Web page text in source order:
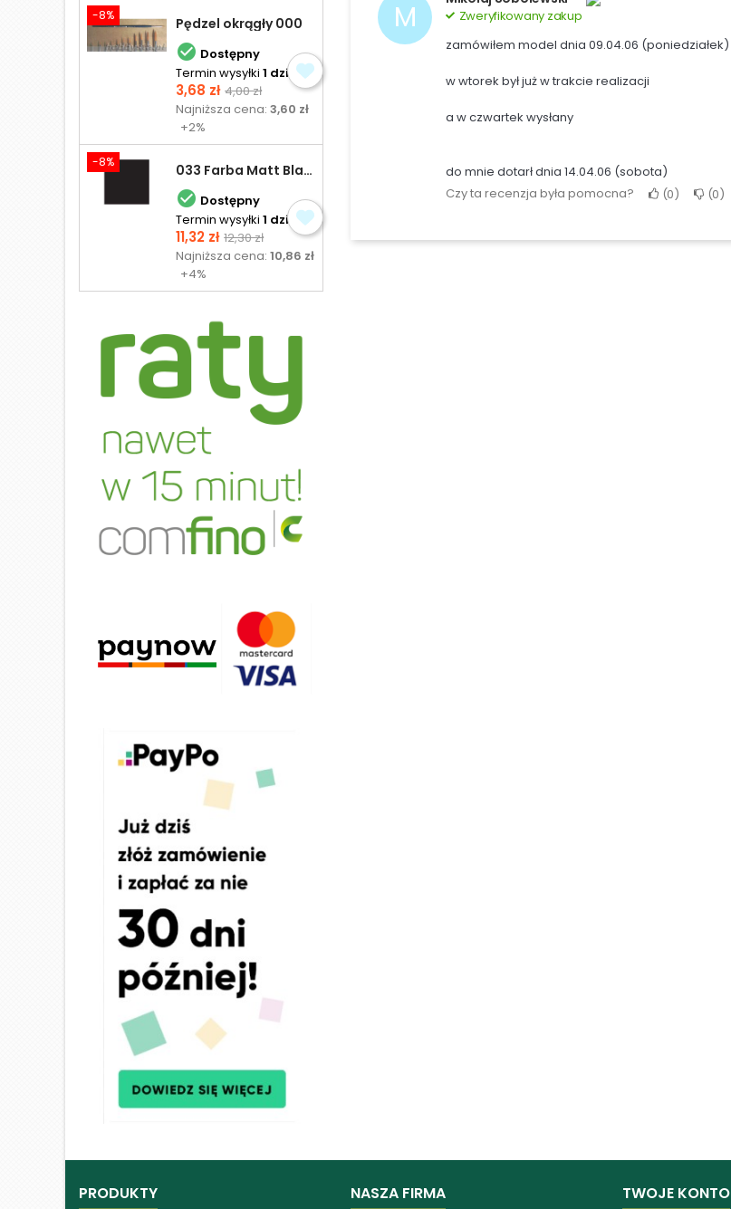
-8% Pędzel okrągły 000
 Dostępny
Termin wysyłki 1 dzień
Cena
3,68 zł Cena
podstawowa
4,00 zł
Najniższa cena:3,60 zł
+2%
-8% 033 Farba Matt Black - olejna
 Dostępny
Termin wysyłki 1 dzień
Cena
11,32 zł Cena
podstawowa
12,30 zł
Najniższa cena:10,86 zł
+4%
M Zweryfikowany zakup
zamówiłem model dnia 09.04.06 (poniedziałek)
w wtorek był już w trakcie realizacji
a w czwartek wysłany
do mnie dotarł dnia 14.04.06 (sobota)
Czy ta recenzja była pomocna?
0 0
PRODUKTY NASZA FIRMA TWOJE KONTO